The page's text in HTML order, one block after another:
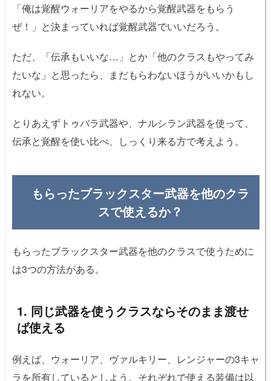
「俺は覚醒ウォーリアをやるから覚醒武器をもらう
ぜ！」と決まっていれば覚醒武器でいいだろう。
ただ、「伝承もいいな…」とか「他のクラスもやってみ
たいな」と思ったら、まだもらわないほうがいいかもし
れない。
とりあえずトゥバラ武器や、ナルシラン武器を使って、
伝承と覚醒を使い比べ、しっくり来る方で考えよう。
もらったブラックスター武器を他のクラ
スで使えるか？
もらったブラックスター武器を他のクラスで使うために
は3つの方法がある。
1. 同じ武器を使うクラスならそのまま渡せ
ば使える
例えば、ウォーリア、ヴァルキリー、レンジャーの3キャ
ラを所有しているとしよう。それぞれで使える装備は以